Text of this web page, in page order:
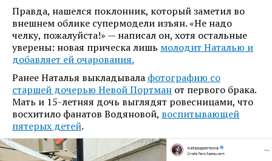
Правда, нашелся поклонник, который заметил во
внешнем облике супермодели изъян. «Не надо
челку, пожалуйста!» — написал он, хотя остальные
уверены: новая прическа лишь молодит Наталью и
добавляет ей очарования.
Ранее Наталья выкладывала фотографию со
старшей дочерью Невой Портман от первого брака.
Мать и 15-летняя дочь выглядят ровесницами, что
восхитило фанатов Водяновой, воспитывающей
пятерых детей.